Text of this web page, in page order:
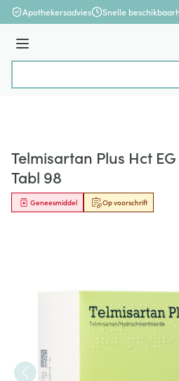
Ga naar de inhoud
Apothekersadvies Snelle
Menu
Telmisartan Plus Hct
Tabl 98
Op voorschrift
Geneesmiddel